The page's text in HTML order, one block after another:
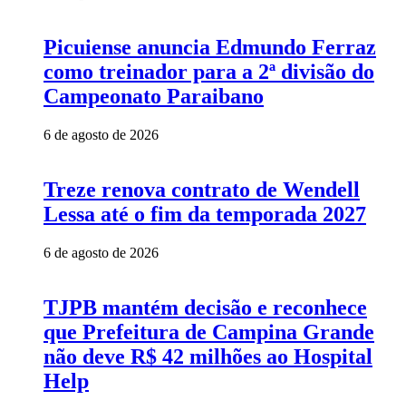
Picuiense anuncia Edmundo Ferraz
como treinador para a 2ª divisão do
Campeonato Paraibano
6 de agosto de 2026
Treze renova contrato de Wendell
Lessa até o fim da temporada 2027
6 de agosto de 2026
TJPB mantém decisão e reconhece
que Prefeitura de Campina Grande
não deve R$ 42 milhões ao Hospital
Help